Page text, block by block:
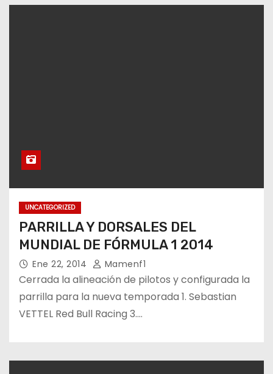
UNCATEGORIZED
PARRILLA Y DORSALES DEL
MUNDIAL DE FÓRMULA 1 2014
Ene 22, 2014 Mamenf1
Cerrada la alineación de pilotos y configurada la
parrilla para la nueva temporada 1. Sebastian
VETTEL Red Bull Racing 3.…